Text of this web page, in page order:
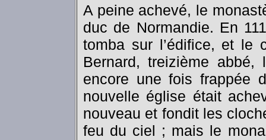
A peine achevé, le
duc de Normandie. En
tomba sur l’édifice, et le
Bernard, treizième
encore une fois frappée
nouvelle église était
nouveau et fondit les
feu du ciel ; mais le